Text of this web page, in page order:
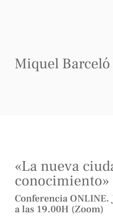
Miquel Barceló
«La nueva
conocimiento»
Conferencia ONLINE.
a las 19.00H (Zoom)